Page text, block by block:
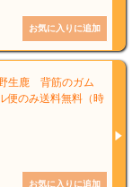
生鹿 背筋のガム
のみ送料無料（時